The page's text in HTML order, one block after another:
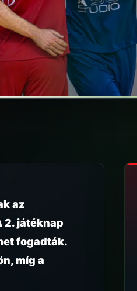
az
2. játéknap
fogadták.
míg a